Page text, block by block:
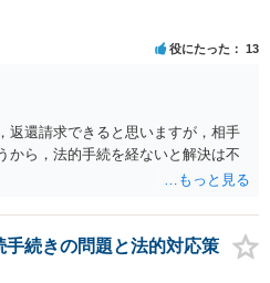
役にたった 13
返還請求できると思いますが，相手
から，法的手続を経ないと解決は不
続きの問題と法的対応策